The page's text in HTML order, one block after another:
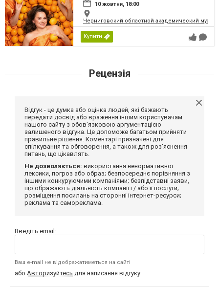
10 жовтня, 18:00
Черниговский областной академический
Купити
Рецензія
Відгук - це думка або оцінка людей, які бажають
передати досвід або враження іншим користувачам
нашого сайту з обов'язковою аргументацією
залишеного відгука. Це допоможе багатьом прийняти
правильне рішення. Коментарі призначені для
спілкування та обговорення, а також для роз'яснення
питань, що цікавлять.
Не дозволяється: використання ненормативної
лексики, погроз або образ; безпосереднє порівняння з
іншими конкуруючими компаніями; безпідставні заяви,
що ображають діяльність компанії і / або її послуги;
розміщення посилань на сторонні інтернет-ресурси;
реклама та самореклама.
Введіть email:
Ваш e-mail не відображатиметься на сайті
або Авторизуйтесь для написання відгуку